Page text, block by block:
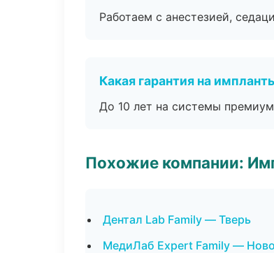
Работаем с анестезией,
Какая гарантия на
До 10 лет на системы
Похожие компании:
Дентал Lab Family — Тверь
МедиЛаб Expert Family —